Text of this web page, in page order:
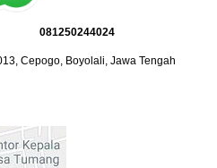
: 081250244024
Cepogo, Boyolali, Jawa Tengah